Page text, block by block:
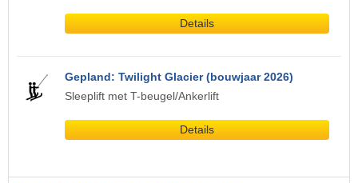
Details
Gepland: Twilight Glacier (bouwjaar 2026)
Sleeplift met T-beugel/Ankerlift
Details